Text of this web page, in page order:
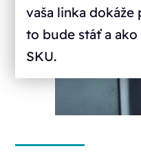
vaša linka
to bude stáť a
SKU.